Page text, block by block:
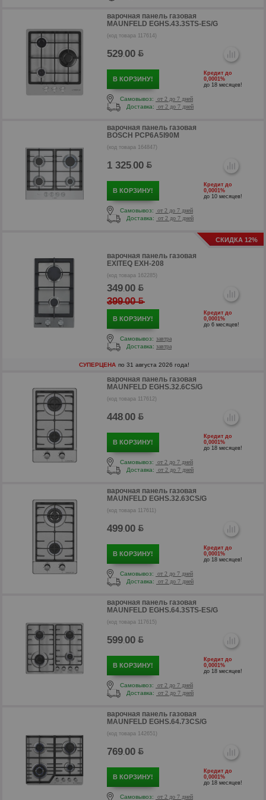
р
варочная панель газовая
MAUNFELD EGHS.43.3STS-ES/G
(код товара 117614)
529.00
В КОРЗИНУ!
Кредит до
0,0001%
до 18 месяцев!
Самовывоз:
от 2 до 7 дней
Доставка:
от 2 до 7 дней
варочная панель газовая
BOSCH PCP6A5I90M
(код товара 164847)
1 325.00
р
В КОРЗИНУ!
Кредит до
0,0001%
до 10 месяцев!
Самовывоз:
от 2 до 7 дней
Доставка:
от 2 до 7 дней
СКИДКА 12%
варочная панель газовая
EXITEQ EXH-208
(код товара 162285)
349.00
399.00
В КОРЗИНУ!
Кредит до
0,0001%
до 6 месяцев!
Самовывоз: завтра
Доставка: завтра
СУПЕРЦЕНА по 31 августа 2026 года!
варочная панель газовая
MAUNFELD EGHS.32.6CS/G
(код товара 117612)
448.00
В КОРЗИНУ!
Кредит до
0,0001%
до 18 месяцев!
Самовывоз:
от 2 до 7 дней
Доставка:
от 2 до 7 дней
варочная панель газовая
MAUNFELD EGHS.32.63CS/G
(код товара 117611)
499.00
В КОРЗИНУ!
Кредит до
0,0001%
до 18 месяцев!
Самовывоз:
от 2 до 7 дней
Доставка:
от 2 до 7 дней
варочная панель газовая
MAUNFELD EGHS.64.3STS-ES/G
(код товара 117615)
599.00
В КОРЗИНУ!
Кредит до
0,0001%
до 18 месяцев!
Самовывоз:
от 2 до 7 дней
Доставка:
от 2 до 7 дней
варочная панель газовая
MAUNFELD EGHS.64.73CS/G
(код товара 142651)
769.00
В КОРЗИНУ!
Кредит до
0,0001%
до 18 месяцев!
Самовывоз: от 2 до 7 дней